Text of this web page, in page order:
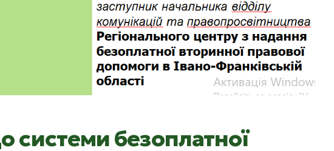
системи безоплатної